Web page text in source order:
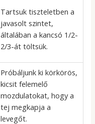
Tartsuk tiszteletben a
javasolt szintet,
általában a kancsó 1/2-
2/3-át töltsük.
Próbáljunk ki körkörös,
kicsit felemelő
mozdulatokat, hogy a
tej megkapja a
levegőt.